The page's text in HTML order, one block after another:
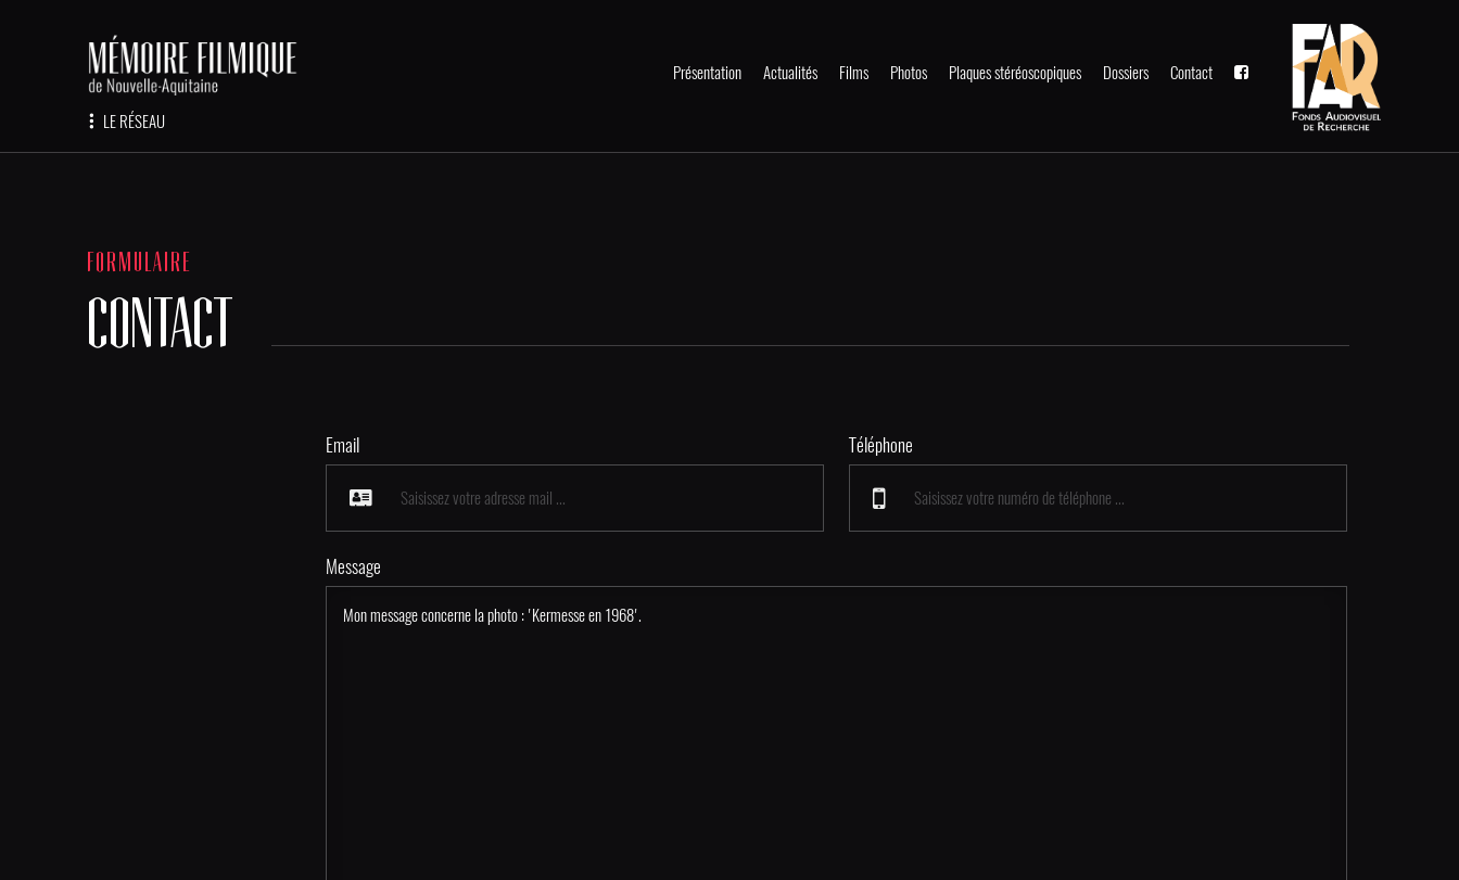
LE RÉSEAU
Présentation Actualités Films Photos Plaques stéréoscopiques Dossiers Contact
FORMULAIRE
CONTACT
Email Téléphone
Message